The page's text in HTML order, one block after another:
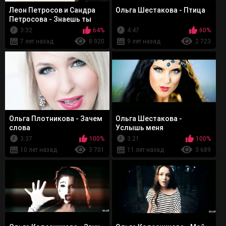
Леон Петросов и Сандра
Петросова - Знаешь ты
3:32
64%
7 лет назад
8 920
Ольга Шестакова - Птица
4:47
60%
9 лет назад
2 723
Ольга Плотникова - Зачем
слова
3:37
100%
10 лет назад
3 701
Ольга Шестакова -
Услышь меня
3:21
100%
11 лет назад
3 689